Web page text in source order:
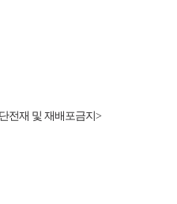
전재 및 재배포금지>